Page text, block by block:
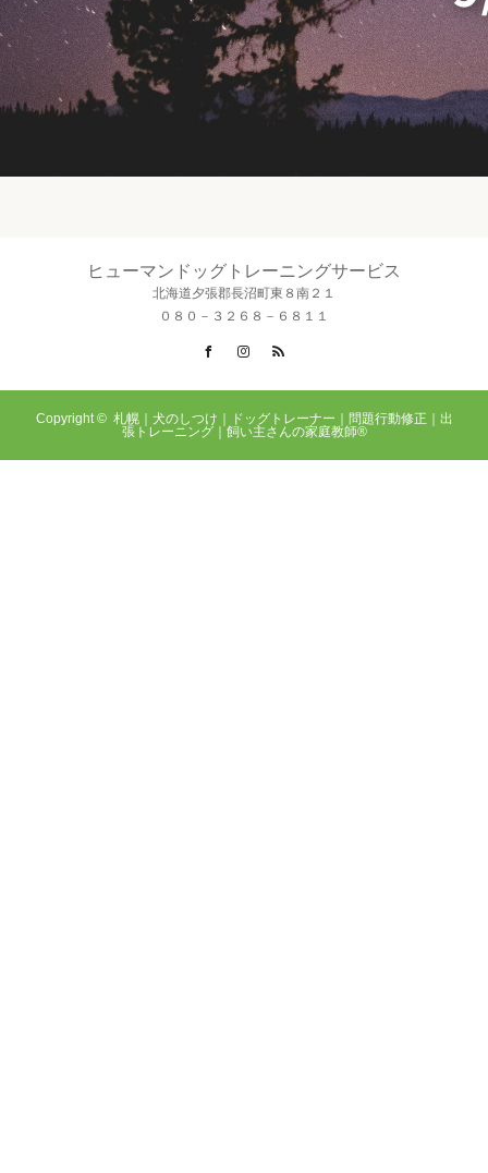
ヒューマンドッグトレーニングサービス
北海道夕張郡長沼町東８南２１
０８０－３２６８－６８１１
FacebookInstagram
Copyright © 札幌｜犬のしつけ｜ドッグトレーナー｜問題行動修正｜出
張トレーニング｜飼い主さんの家庭教師®️